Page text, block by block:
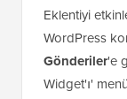
Eklentiyi
WordPress
Gönderiler'e
Widget'ı'